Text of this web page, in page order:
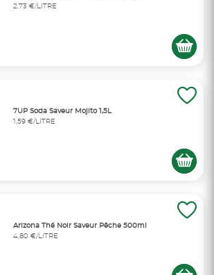
2,73 €/LITRE
7UP Soda Saveur Mojito 1,5L
1,59 €/LITRE
Arizona Thé Noir Saveur Pêche 500ml
4,80 €/LITRE